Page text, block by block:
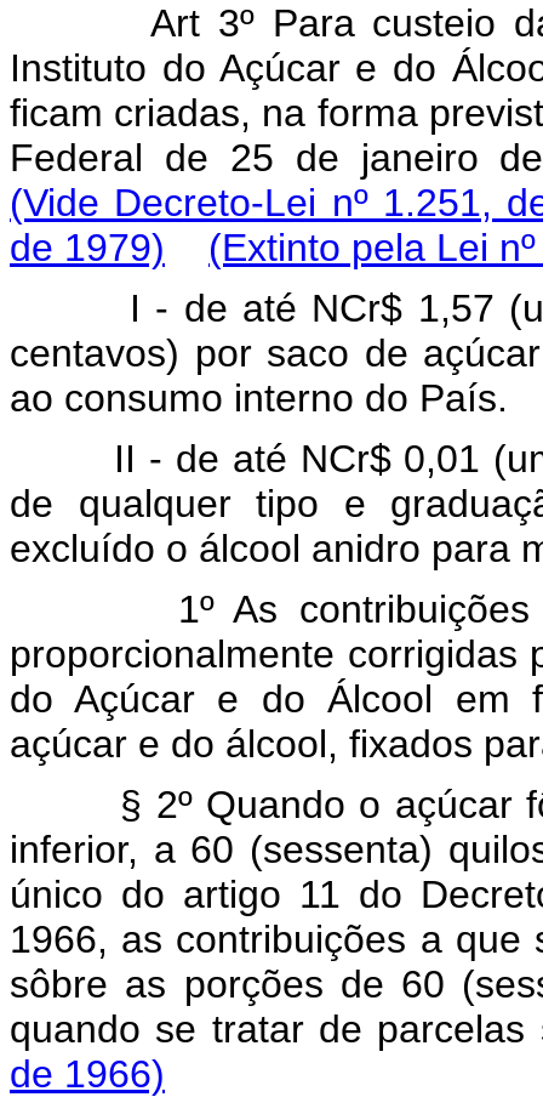
Art 3º Para custeio
Instituto do Açúcar e do
ficam criadas, na forma
Federal de 25 de janeiro
(Vide Decreto-Lei nº 1.251,
de 1979)
(Extinto pela Lei
I - de até NCr$ 1,57
centavos) por saco de
ao consumo interno do País.
II - de até NCr$ 0,01 (um
de qualquer tipo e
excluído o álcool anidro para
1º As contribuições a
proporcionalmente corrigidas
do Açúcar e do Álcool em
açúcar e do álcool, fixados
§ 2º Quando o açúcar fôr
inferior, a 60 (sessenta)
único do artigo 11 do
1966, as contribuições a
sôbre as porções de 60
quando se tratar de
de 1966)